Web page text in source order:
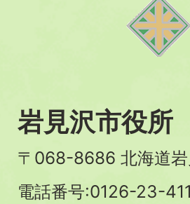
岩見沢市役所
〒068-8686 北海道岩
電話番号:0126-23-